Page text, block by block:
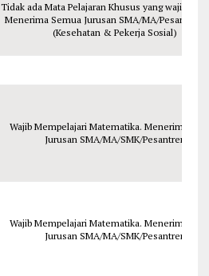
Tidak ada Mata Pelajaran Khusus yang wajib
Menerima Semua Jurusan SMA/MA/Pesantren/
(Kesehatan & Pekerja Sosial)
Wajib Mempelajari Matematika. Menerima
Jurusan SMA/MA/SMK/Pesantren
Wajib Mempelajari Matematika. Menerima
Jurusan SMA/MA/SMK/Pesantren